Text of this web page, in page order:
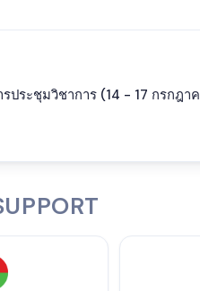
ประชุมวิชาการ (14 - 17 กรกฎา